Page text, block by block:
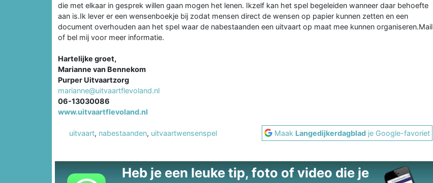
die met elkaar in gesprek willen gaan mogen het lenen. Ikzelf kan het spel begeleiden wanneer daar behoefte
aan is.Ik lever er een wensenboekje bij zodat mensen direct de wensen op papier kunnen zetten en een
document overhouden aan het spel waar de nabestaanden een uitvaart op maat mee kunnen organiseren.Mail
of bel mij voor meer informatie.
Hartelijke groet,
Marianne van Bennekom
Purper Uitvaartzorg
marianne@uitvaartflevoland.nl
06-13030086
www.uitvaartflevoland.nl
uitvaart, nabestaanden, uitvaartwensenspel Maak Langedijkerdagblad je Google-favoriet
Heb je een leuke tip, foto of video die je